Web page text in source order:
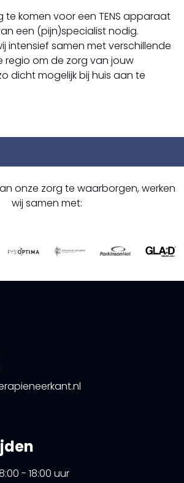
te komen voor een TENS apparaat
een (pijn)specialist nodig.
intensief samen met verschillende
regio om de zorg van jouw
dicht mogelijk bij huis aan te
onze zorg te waarborgen, werken
wij samen met:
- 18:00 uur